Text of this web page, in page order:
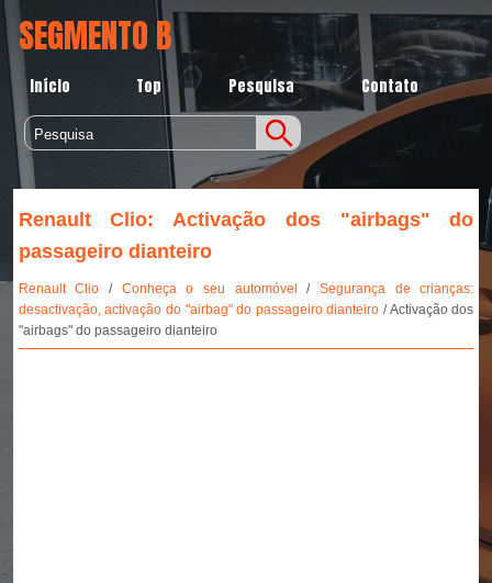
SEGMENTO B
Início Top Pesquisa Contato
Renault Clio: Activação dos "airbags" do
passageiro dianteiro
Renault Clio / Conheça o seu automóvel /Segurança de crianças:
desactivação, activação do "airbag" do passageiro dianteiro / Activação dos
"airbags" do passageiro dianteiro